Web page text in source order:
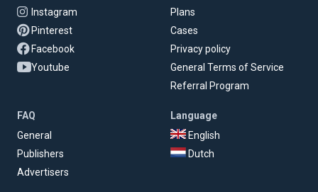
Instagram
Pinterest
Facebook
Youtube
Plans
Cases
Privacy policy
General Terms of Service
Referral Program
FAQ
General
Publishers
Advertisers
Language
English
Dutch